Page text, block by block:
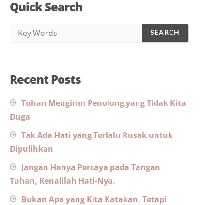
Quick Search
Recent Posts
Tuhan Mengirim Penolong yang Tidak Kita
Duga
Tak Ada Hati yang Terlalu Rusak untuk
Dipulihkan
Jangan Hanya Percaya pada Tangan
Tuhan, Kenalilah Hati-Nya.
Bukan Apa yang Kita Katakan, Tetapi